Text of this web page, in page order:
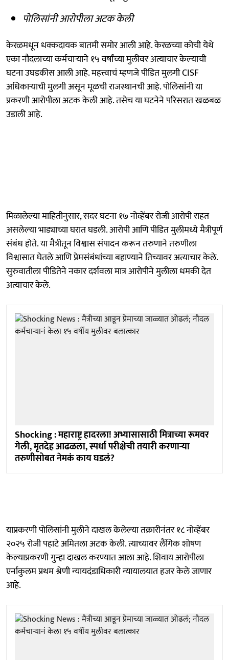
पोलिसांनी आरोपीला अटक केली
केरळमधून धक्कदायक बातमी समोर आली आहे. केरळच्या कोची येथे
एका नौदलाच्या कर्मचाऱ्याने १५ वर्षांच्या मुलीवर अत्याचार केल्याची
घटना उघडकीस आली आहे. महत्त्वाचं म्हणजे पीडित मुलगी CISF
अधिकाऱ्याची मुलगी असून मूळची राजस्थानची आहे. पोलिसांनी या
प्रकरणी आरोपीला अटक केली आहे. तसेच या घटनेने परिसरात खळबळ
उडाली आहे.
मिळालेल्या माहितीनुसार, सदर घटना १७ नोव्हेंबर रोजी आरोपी राहत
असलेल्या भाड्याच्या घरात घडली. आरोपी आणि पीडित मुलीमध्ये मैत्रीपूर्ण
संबंध होते. या मैत्रीतून विश्वास संपादन करून तरुणाने तरुणीला
विश्वासात घेतले आणि प्रेमसंबंधांच्या बहाण्याने तिच्यावर अत्याचार केले.
सुरुवातीला पीडितेने नकार दर्शवला मात्र आरोपीने मुलीला धमकी देत
अत्याचार केले.
Shocking : महाराष्ट्र हादरला! अभ्यासासाठी मित्राच्या रूमवर
गेली, मृतदेह आढळला, स्पर्धा परीक्षेची तयारी करणाऱ्या
तरुणीसोबत नेमकं काय घडलं?
याप्रकरणी पोलिसांनी मुलीने दाखल केलेल्या तक्रारीनंतर १८ नोव्हेंबर
२०२५ रोजी पहाटे अमितला अटक केली. त्याच्यावर लैंगिक शोषण
केल्याप्रकरणी गुन्हा दाखल करण्यात आला आहे. शिवाय आरोपीला
एर्नाकुलम प्रथम श्रेणी न्यायदंडाधिकारी न्यायालयात हजर केले जाणार
आहे.